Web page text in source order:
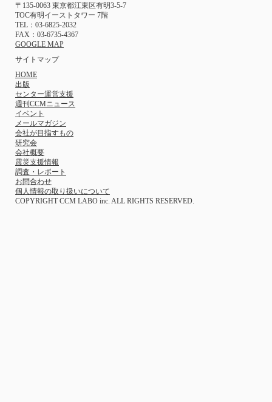
〒135-0063 東京都江東区有明3-5-7
TOC有明イーストタワー 7階
TEL：03-6825-2032
FAX：03-6735-4367
GOOGLE MAP
サイトマップ
HOME
出版
センター運営支援
週刊CCMニュース
イベント
メールマガジン
会社が目指すもの
研究会
会社概要
震災支援情報
調査・レポート
お問合わせ
個人情報の取り扱いについて
COPYRIGHT CCM LABO inc. ALL RIGHTS RESERVED.